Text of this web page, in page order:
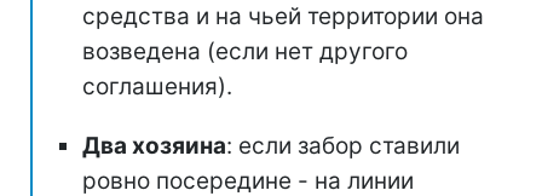
средства и на чьей территории она
возведена (если нет другого
соглашения).
Два хозяина: если забор ставили
ровно посередине - на линии